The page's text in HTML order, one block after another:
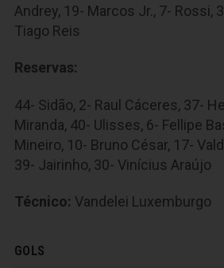
Andrey, 19- Marcos Jr., 7- Rossi,
Tiago Reis
Reservas:
44- Sidão, 2- Raul Cáceres, 37-
Miranda, 40- Ulisses, 6- Fellipe
Mineiro, 10- Bruno César, 17-
39- Jairinho, 30- Vinícius Araújo
Técnico: Vandelei Luxemburgo
GOLS